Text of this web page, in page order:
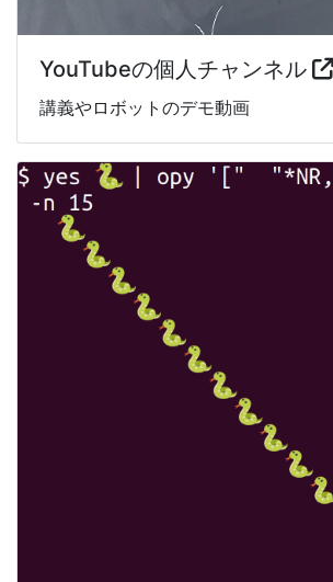
YouTubeの個人チャンネル
講義やロボットのデモ動画